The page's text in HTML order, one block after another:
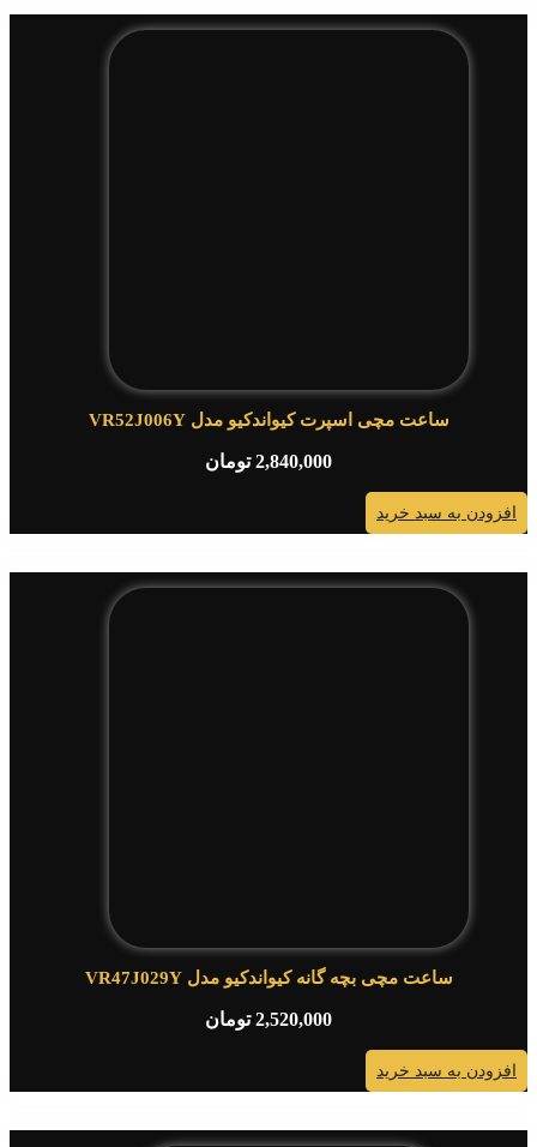
ساعت مچی اسپرت کیواندکیو مدل VR52J006Y
2,840,000 تومان
افزودن به سبد خرید
ساعت مچی بچه گانه کیواندکیو مدل VR47J029Y
2,520,000 تومان
افزودن به سبد خرید